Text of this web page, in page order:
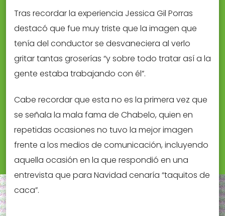
Tras recordar la experiencia Jessica Gil Porras
destacó que fue muy triste que la imagen que
tenía del conductor se desvaneciera al verlo
gritar tantas groserías “y sobre todo tratar así a la
gente estaba trabajando con él”.
Cabe recordar que esta no es la primera vez que
se señala la mala fama de Chabelo, quien en
repetidas ocasiones no tuvo la mejor imagen
frente a los medios de comunicación, incluyendo
aquella ocasión en la que respondió en una
entrevista que para Navidad cenaría “taquitos de
caca”.